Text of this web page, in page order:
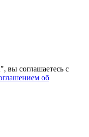
вы соглашаетесь с
об